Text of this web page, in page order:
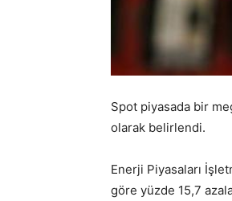
Spot piyasada bir
olarak belirlendi.
Enerji Piyasaları
göre yüzde 15,7